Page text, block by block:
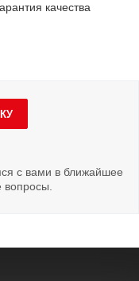
качества
с вами в ближайшее